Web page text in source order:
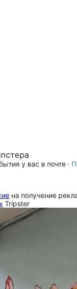
у вас в почте ·
на получение
Tripster